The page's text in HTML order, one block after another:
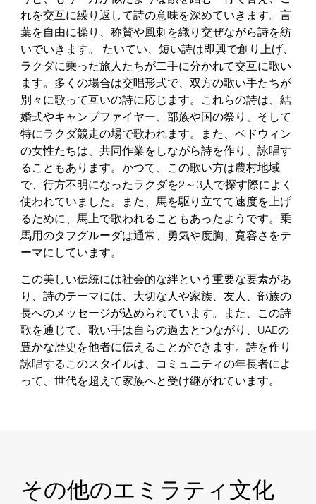
れを交互に繰り返して詩の意味を深めていきます。言
葉を自由に操り、称賛や風刺を織り交ぜながら詩を紡
いでいきます。 たいてい、短い詩は即興で創り上げ、
ラクダに乗った旅人たちが二手に分かれて交互に歌い
ます。多くの場合は交唱形式で、双方の歌い手たちが
別々に歌って互いの詩に応じます。これらの詩は、結
婚式やキャンプファイヤー、部族や国の祭り、そして
特にラクダ競走の場で歌われます。また、ベドウィン
の女性たちは、共同作業をしながら詩を作り、詠唱す
ることもあります。かつて、この歌い方は農村地域
で、行方不明になったラクダを2～3人で探す際によく
使われていました。また、馬を駆り立てて速度を上げ
るために、馬上で歌われることもあったようです。乗
馬用のタフグルーダは通常、勇気や度胸、寛容さをテ
ーマにしています。
この美しい伝統には社会的な絆という重要な要素があ
り、詩のテーマには、大切な人や家族、友人、部族の
長へのメッセージが込められています。また、この詩
歌を通じて、歌い手は自らの過去とつながり、UAEの
豊かな歴史を他者に伝えることができます。詩を作り
詠唱するこのスタイルは、コミュニティの年長者によ
って、世代を超えて家族へと受け継がれています。
その他のエミラティ文化